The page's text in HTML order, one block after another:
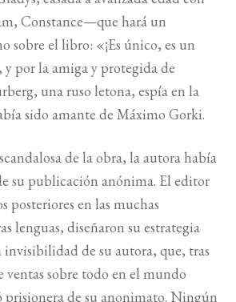
Constance—que hará un
sobre el libro: «¡Es único, es un
por la amiga y protegida de
una ruso letona, espía en la
sido amante de Máximo Gorki.
de la obra, la autora había
su publicación anónima. El editor
posteriores en las muchas
lenguas, diseñaron su estrategia
invisibilidad de su autora, que, tras
ventas sobre todo en el mundo
prisionera de su anonimato. Ningún